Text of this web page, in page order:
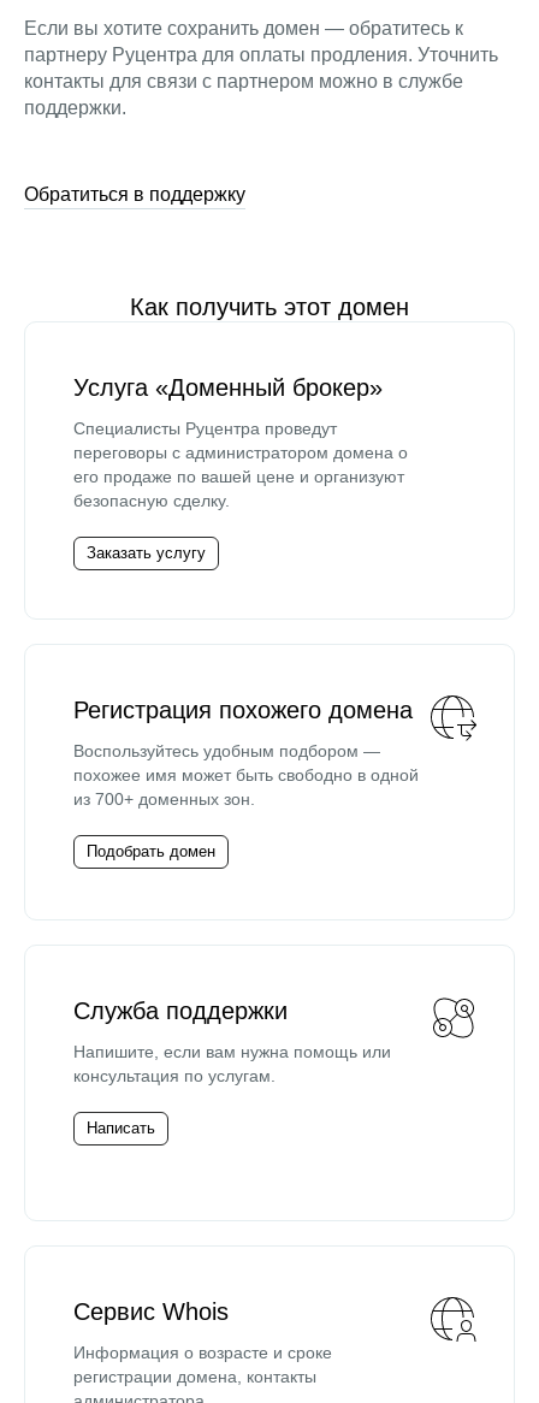
Если вы хотите сохранить домен — обратитесь к
партнеру Руцентра для оплаты продления. Уточнить
контакты для связи с партнером можно в службе
поддержки.
Обратиться в поддержку
Как получить этот домен
Услуга «Доменный брокер»
Специалисты Руцентра проведут
переговоры с администратором домена о
его продаже по вашей цене и организуют
безопасную сделку.
Заказать услугу
Регистрация похожего домена
Воспользуйтесь удобным подбором —
похожее имя может быть свободно в одной
из 700+ доменных зон.
Подобрать домен
Служба поддержки
Напишите, если вам нужна помощь или
консультация по услугам.
Написать
Сервис Whois
Информация о возрасте и сроке
регистрации домена, контакты